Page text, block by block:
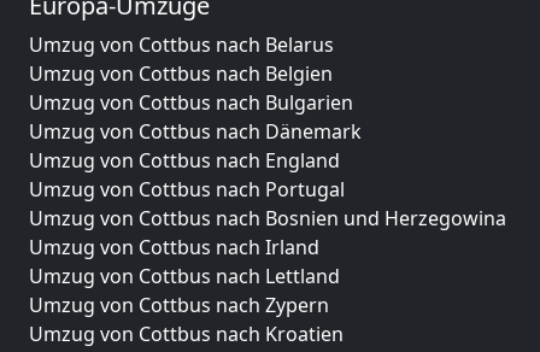
Umzug von Cottbus nach Belarus
Umzug von Cottbus nach Belgien
Umzug von Cottbus nach Bulgarien
Umzug von Cottbus nach Dänemark
Umzug von Cottbus nach England
Umzug von Cottbus nach Portugal
Umzug von Cottbus nach Bosnien und Herzegowina
Umzug von Cottbus nach Irland
Umzug von Cottbus nach Lettland
Umzug von Cottbus nach Zypern
Umzug von Cottbus nach Kroatien